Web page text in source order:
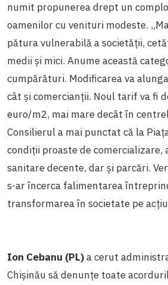
numit propunerea drept un
oamenilor cu venituri modeste.
pătura vulnerabilă a societății,
medii și mici. Anume această
cumpărături. Modificarea va
cât și comercianții. Noul tarif va fi
euro/m2, mai mare decât în
Consilierul a mai punctat că la
condiții proaste de comercializare,
sanitare decente, dar și parcări.
s-ar încerca falimentarea
transformarea în societate pe
Ion Cebanu (PL)a cerut
Chișinău să denunțe toate